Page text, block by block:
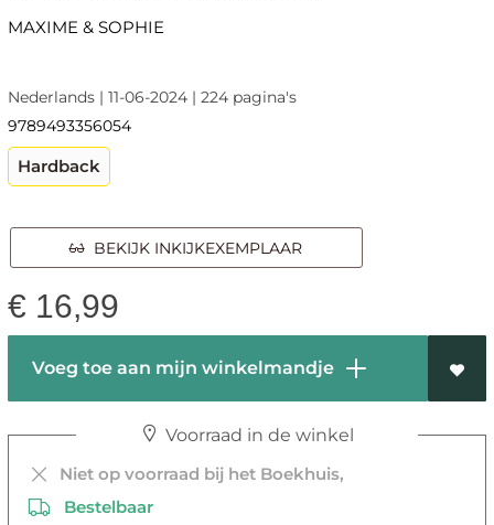
MAXIME & SOPHIE
Nederlands | 11-06-2024 | 224 pagina's
9789493356054
Hardback
BEKIJK INKIJKEXEMPLAAR
€ 16,99
Voeg toe aan mijn winkelmandje
Voorraad in de winkel
Niet op voorraad bij het Boekhuis,
Bestelbaar